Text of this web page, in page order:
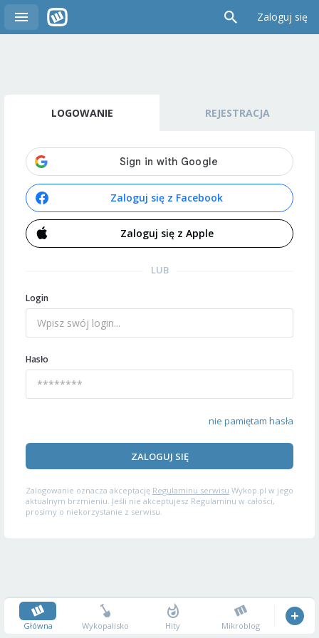
Zaloguj się
LOGOWANIE REJESTRACJA
Zaloguj się z Facebook
Zaloguj się z Apple
LUB
Login
Hasło
nie pamiętam hasła
ZALOGUJ SIĘ
Zalogowanie oznacza akceptację Regulaminu serwisu Wykop.pl w jego
aktualnym brzmieniu. Jeśli nie akceptujesz Regulaminu w całości,
prosimy o niekorzystanie z serwisu.
Główna Wykopalisko Hity Mikroblog